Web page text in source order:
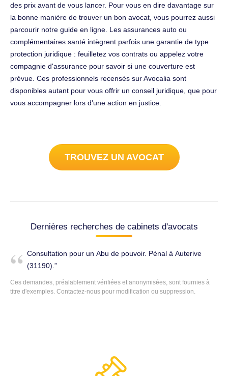
des prix avant de vous lancer. Pour vous en dire davantage sur
la bonne manière de trouver un bon avocat, vous pourrez aussi
parcourir notre guide en ligne. Les assurances auto ou
complémentaires santé intègrent parfois une garantie de type
protection juridique : feuilletez vos contrats ou appelez votre
compagnie d'assurance pour savoir si une couverture est
prévue. Ces professionnels recensés sur Avocalia sont
disponibles autant pour vous offrir un conseil juridique, que pour
vous accompagner lors d'une action en justice.
TROUVEZ UN AVOCAT
Dernières recherches de cabinets d'avocats
Consultation pour un Abu de pouvoir. Pénal à Auterive
(31190).
Ces demandes, préalablement vérifiées et anonymisées, sont fournies à
titre d'exemples. Contactez-nous pour modification ou suppression.